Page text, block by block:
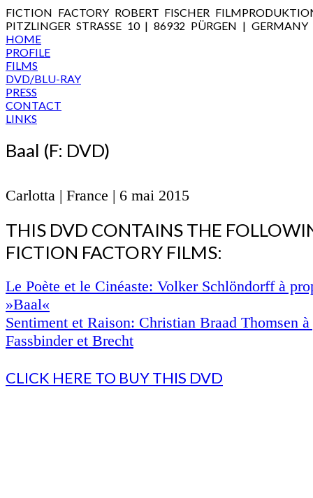
FICTION FACTORY ROBERT FISCHER
PITZLINGER STRASSE 10 | 86932 PÜRGEN | GERMANY
HOME
PROFILE
FILMS
DVD/BLU-RAY
PRESS
CONTACT
LINKS
Baal (F: DVD)
Carlotta | France | 6 mai 2015
THIS DVD CONTAINS THE
FICTION FACTORY FILMS:
Le Poète et le Cinéaste: Volker Schlöndorff à
»Baal«
Sentiment et Raison: Christian Braad Thomsen
Fassbinder et Brecht
CLICK HERE TO BUY THIS DVD